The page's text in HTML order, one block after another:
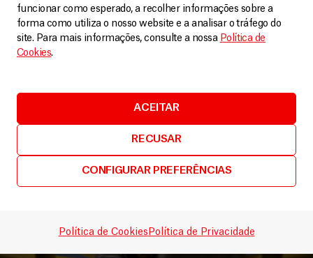
funcionar como esperado, a recolher informações sobre a
forma como utiliza o nosso website e a analisar o tráfego do
site. Para mais informações, consulte a nossa Política de
Cookies.
ACEITAR
RECUSAR
CONFIGURAR PREFERÊNCIAS
Política de Cookies Política de Privacidade
LEIA MAIS